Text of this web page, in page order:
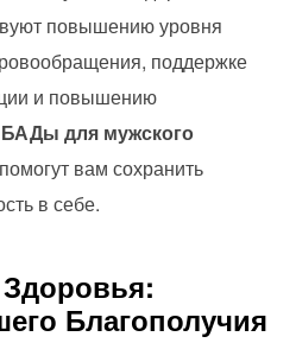
повышению уровня
поддержке
и повышению
БАДы для мужского
вам сохранить
в себе.
Благополучия